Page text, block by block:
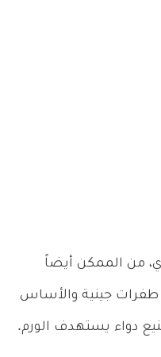
من الممكن أيضاً
طفرات جينية والأساس
دواء يستهدف الورم.